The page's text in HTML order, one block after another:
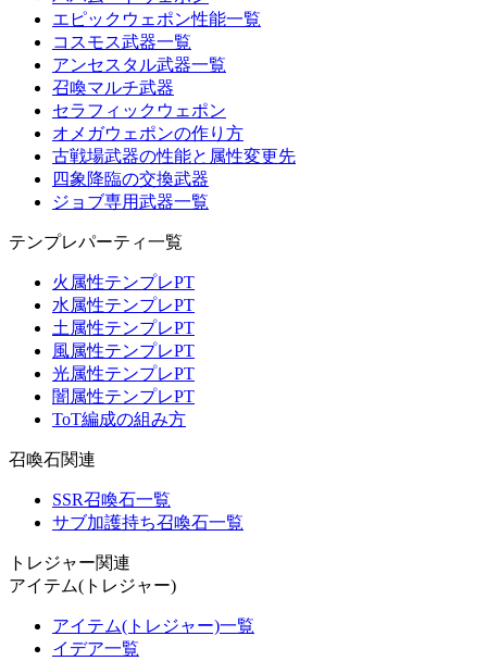
エピックウェポン性能一覧
コスモス武器一覧
アンセスタル武器一覧
召喚マルチ武器
セラフィックウェポン
オメガウェポンの作り方
古戦場武器の性能と属性変更先
四象降臨の交換武器
ジョブ専用武器一覧
テンプレパーティ一覧
火属性テンプレPT
水属性テンプレPT
土属性テンプレPT
風属性テンプレPT
光属性テンプレPT
闇属性テンプレPT
ToT編成の組み方
召喚石関連
SSR召喚石一覧
サブ加護持ち召喚石一覧
トレジャー関連
アイテム(トレジャー)
アイテム(トレジャー)一覧
イデア一覧